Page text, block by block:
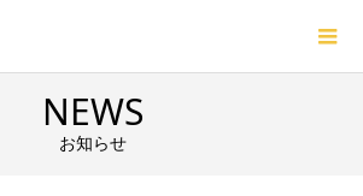
NEWS
お知らせ